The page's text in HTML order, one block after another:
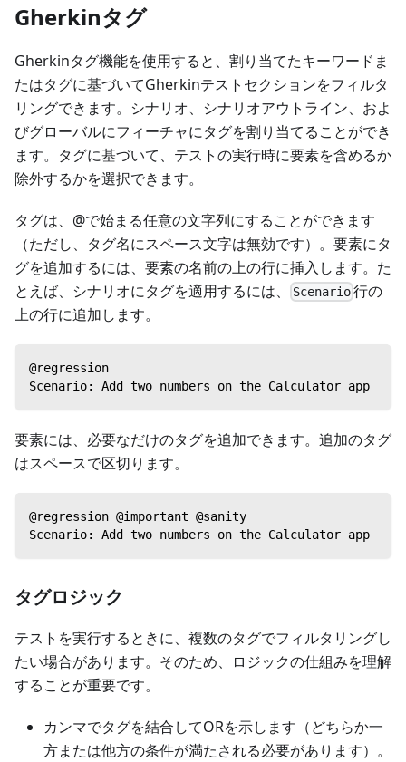
Gherkinタグ
Gherkinタグ機能を使用すると、割り当てたキーワードま
たはタグに基づいてGherkinテストセクションをフィルタ
リングできます。シナリオ、シナリオアウトライン、およ
びグローバルにフィーチャにタグを割り当てることができ
ます。タグに基づいて、テストの実行時に要素を含めるか
除外するかを選択できます。
タグは、@で始まる任意の文字列にすることができます
（ただし、タグ名にスペース文字は無効です）。要素にタ
グを追加するには、要素の名前の上の行に挿入します。た
とえば、シナリオにタグを適用するには、
Scenario 行の
上の行に追加します。
@regression
Scenario: Add two numbers on the Calculator app
要素には、必要なだけのタグを追加できます。追加のタグ
はスペースで区切ります。
@regression @important @sanity
Scenario: Add two numbers on the Calculator app
タグロジック
テストを実行するときに、複数のタグでフィルタリングし
たい場合があります。そのため、ロジックの仕組みを理解
することが重要です。
カンマでタグを結合してORを示します（どちらか一
方または他方の条件が満たされる必要があります）。